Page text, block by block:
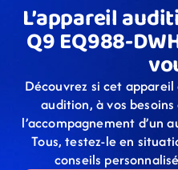
L’appareil
Q9 EQ988-
Découvrez si cet
audition, à vos
l’accompagnement d’un
Tous, testez-le en
conseils